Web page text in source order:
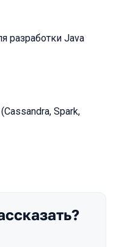
разработки Java
Spark,